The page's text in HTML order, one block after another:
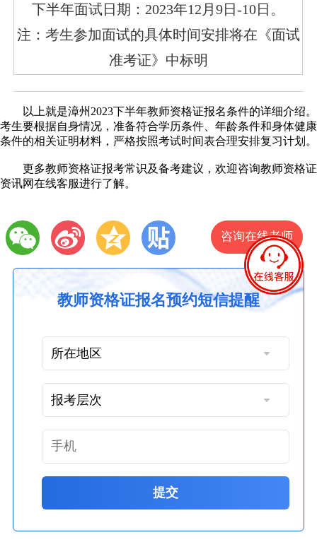
下半年面试日期：2023年12月9日-10日。
注：考生参加面试的具体时间安排将在《面试
准考证》中标明
以上就是漳州2023下半年教师资格证报名条件的详细介绍。
考生要根据自身情况，准备符合学历条件、年龄条件和身体健康
条件的相关证明材料，严格按照考试时间表合理安排复习计划。
更多教师资格证报考常识及备考建议，欢迎咨询教师资格证
资讯网在线客服进行了解。
咨询在线老师
教师资格证报名预约短信提醒
提交